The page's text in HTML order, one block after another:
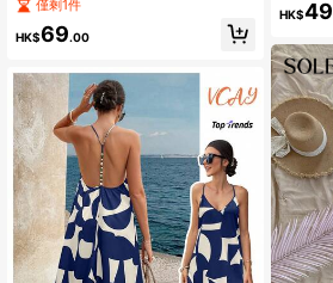
僅剩1件
HK$69.00
HK$49